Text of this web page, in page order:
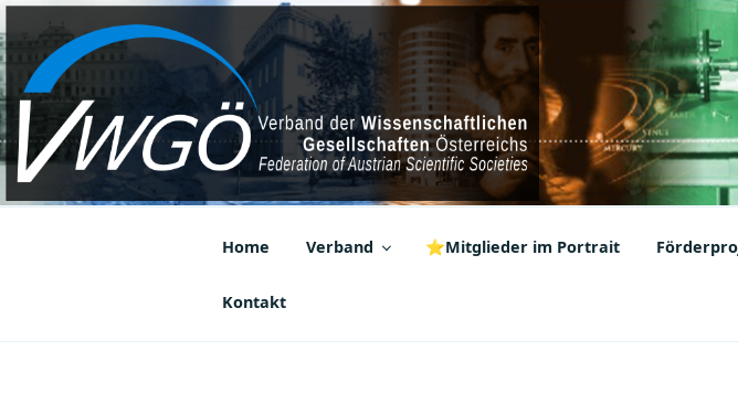
Zum
Inhalt
springen
VWGÖ
Federation of Austrian Scientific Societies
Home Verband ⭐Mitglieder im Portrait
Kontakt